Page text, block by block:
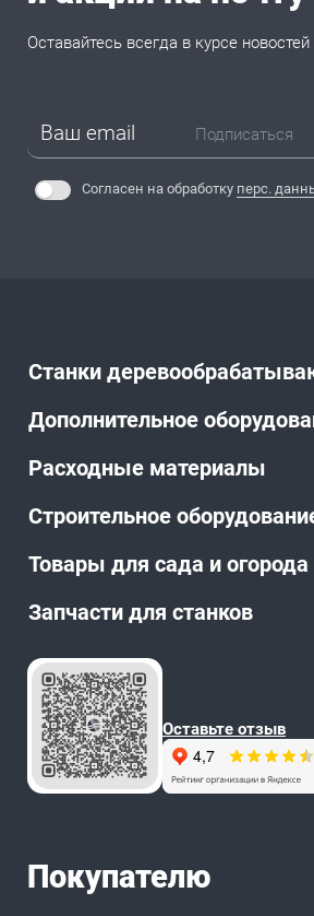
Станки
Дополнительное
Расходные материалы
Строительное
Товары для сада и огорода
Запчасти для станков
Оставьте отзыв
Оставайтесь всегда в курсе новостей
Подписаться
Согласен на обработку перс.
Покупателю